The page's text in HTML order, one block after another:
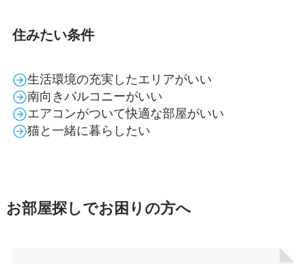
住みたい条件
生活環境の充実したエリアがいい
南向きバルコニーがいい
エアコンがついて快適な部屋がいい
猫と一緒に暮らしたい
お部屋探しでお困りの方へ